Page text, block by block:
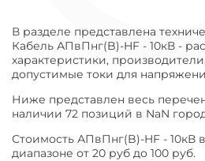
В разделе представлена
Кабель АПвПнг(B)-HF - 10кВ -
характеристики,
допустимые токи для
Ниже представлен весь
наличии 72 позиций в NaN
Стоимость АПвПнг(B)-HF - 10кВ
диапазоне от 20 руб до 100 руб.